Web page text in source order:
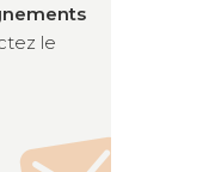
le